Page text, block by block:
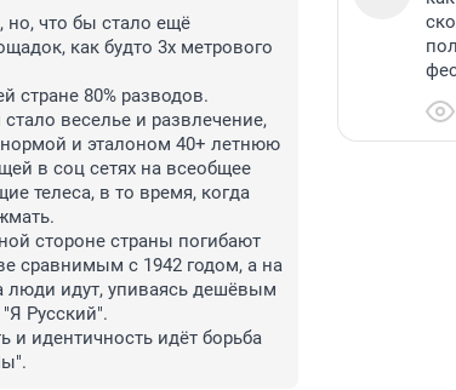
но, что бы стало ещё
как будто 3х метрового
стране 80% разводов.
веселье и развлечение,
и эталоном 40+ летнюю
в соц сетях на всеобщее
телеса, в то время, когда
стороне страны погибают
сравнимым с 1942 годом, а на
люди идут, упиваясь дешёвым
Русский".
и идентичность идёт борьба